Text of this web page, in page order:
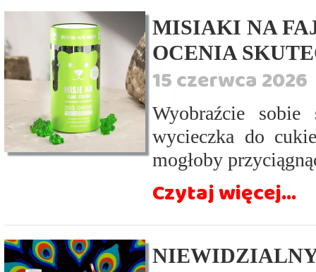
MISIAKI NA
OCENIA
15 czerwca 2026
Wyobraźcie
wycieczka do
mogłoby
Czytaj więcej...